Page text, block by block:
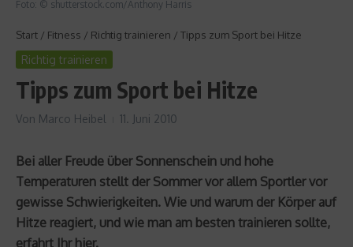
Foto: © shutterstock.com/Anthony Harris
Start / Fitness / Richtig trainieren / Tipps zum Sport bei Hitze
Richtig trainieren
Tipps zum Sport bei Hitze
Von Marco Heibel 11. Juni 2010
Bei aller Freude über Sonnenschein und hohe
Temperaturen stellt der Sommer vor allem Sportler vor
gewisse Schwierigkeiten. Wie und warum der Körper auf
Hitze reagiert, und wie man am besten trainieren sollte,
erfahrt Ihr hier.